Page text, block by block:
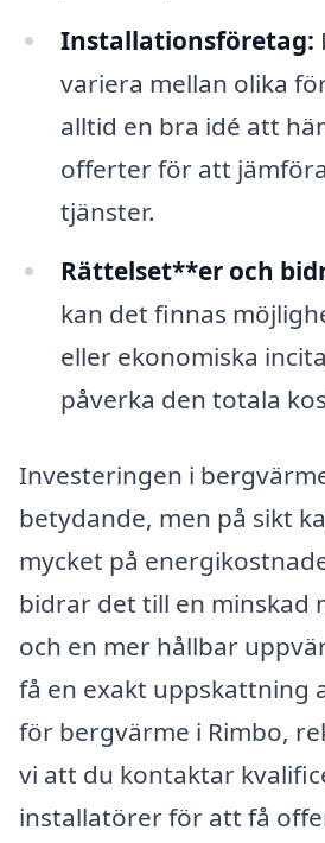
Installationsföretag:
variera mellan olika
alltid en bra idé att
offerter för att
tjänster.
Rättelset**er och
kan det finnas
eller ekonomiska
påverka den totala
Investeringen i
betydande, men på sikt
mycket på
bidrar det till en minskad
och en mer hållbar
få en exakt uppskattning
för bergvärme i Rimbo,
vi att du kontaktar
installatörer för att få